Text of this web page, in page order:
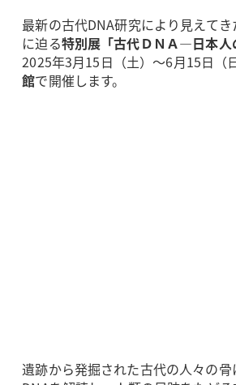
最新の古代DNA研究により見えて
に迫る特別展「古代ＤＮＡ―日本人
2025年3月15日（土）～6月15日（日
館で開催します。
遺跡から発掘された古代の人々の